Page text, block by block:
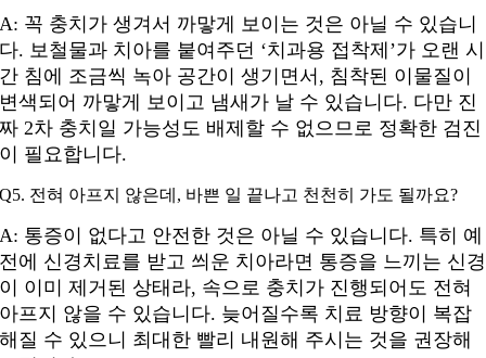
A: 꼭 충치가 생겨서 까맣게 보이는 것은 아닐 수 있습니
다. 보철물과 치아를 붙여주던 ‘치과용 접착제’가 오랜 시
간 침에 조금씩 녹아 공간이 생기면서, 침착된 이물질이
변색되어 까맣게 보이고 냄새가 날 수 있습니다. 다만 진
짜 2차 충치일 가능성도 배제할 수 없으므로 정확한 검진
이 필요합니다.
Q5. 전혀 아프지 않은데, 바쁜 일 끝나고 천천히 가도 될까요?
A: 통증이 없다고 안전한 것은 아닐 수 있습니다. 특히 예
전에 신경치료를 받고 씌운 치아라면 통증을 느끼는 신경
이 이미 제거된 상태라, 속으로 충치가 진행되어도 전혀
아프지 않을 수 있습니다. 늦어질수록 치료 방향이 복잡
해질 수 있으니 최대한 빨리 내원해 주시는 것을 권장해